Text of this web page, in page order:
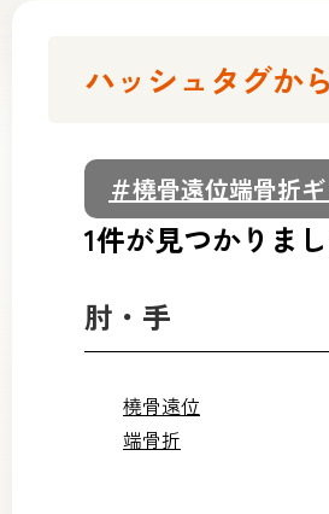
ハッシュタグか
＃橈骨遠位端骨折ギ
1件が見つかりまし
肘・手
橈骨遠位
端骨折